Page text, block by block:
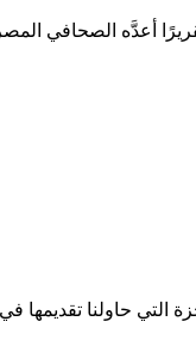
أعدَّه الصحافي
التي حاولنا تقديمها